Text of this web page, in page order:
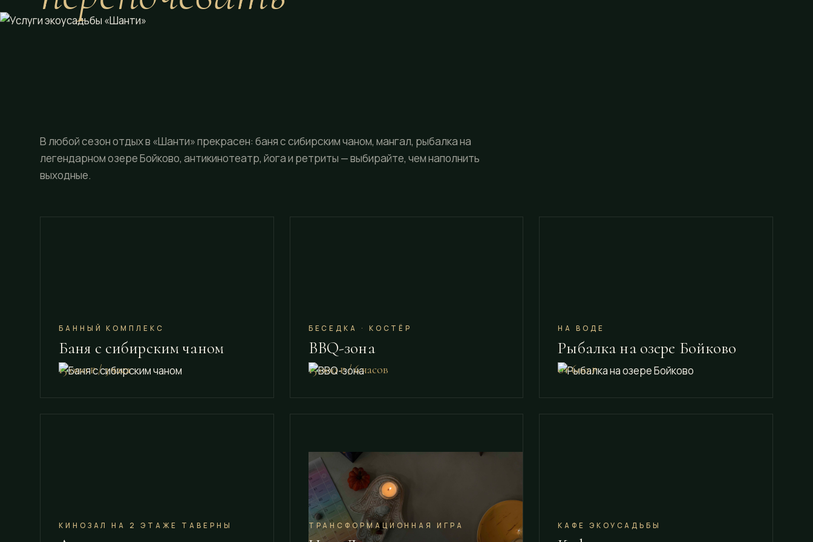
В любой сезон отдых в «Шанти» прекрасен: баня с сибирским чаном, мангал, рыбалка на
легендарном озере Бойково, антикинотеатр, йога и ретриты — выбирайте, чем наполнить
выходные.
БАННЫЙ КОМПЛЕКС
Баня с сибирским чаном
15 000 ₽ / 3 часа
БЕСЕДКА · КОСТЁР
BBQ-зона
15 000 ₽ / 6 часов
НА ВОДЕ
Рыбалка на озере Бойково
от 600 ₽
КИНОЗАЛ НА 2 ЭТАЖЕ ТАВЕРНЫ ТРАНСФОРМАЦИОННАЯ ИГРА КАФЕ ЭКОУСАДЬБЫ